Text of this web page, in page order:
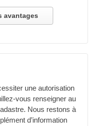
avantages
une autorisation
vous renseigner au
Nous restons à
d’information